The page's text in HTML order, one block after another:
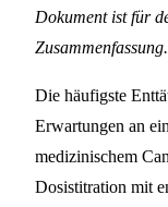
Dokument ist für
Zusammenfassung.
Die häufigste
Erwartungen an
medizinischem
Dosistitration mit